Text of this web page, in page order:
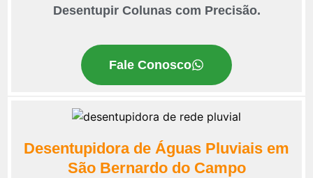
Desentupir Colunas com Precisão.
Fale Conosco
Desentupidora de Águas Pluviais em
São Bernardo do Campo